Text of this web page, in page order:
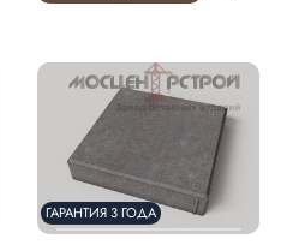
ГАРАНТИЯ 3 ГОДА